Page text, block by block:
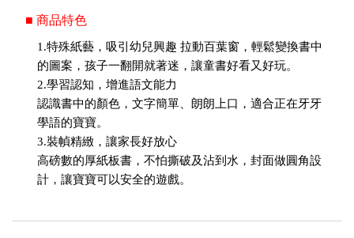
■ 商品特色
1.特殊紙藝，吸引幼兒興趣 拉動百葉窗，輕鬆變換書中
的圖案，孩子一翻開就著迷，讓童書好看又好玩。
2.學習認知，增進語文能力
認識書中的顏色，文字簡單、朗朗上口，適合正在牙牙
學語的寶寶。
3.裝幀精緻，讓家長好放心
高磅數的厚紙板書，不怕撕破及沾到水，封面做圓角設
計，讓寶寶可以安全的遊戲。